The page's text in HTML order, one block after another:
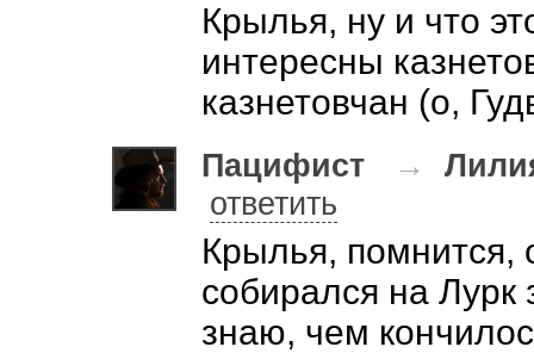
Крылья, ну и что
интересны
казнетовчан (о,
Пацифист →
ответить
Крылья,
собирался на
знаю, чем